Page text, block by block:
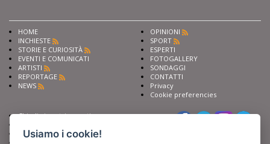
HOME
INCHIESTE
STORIE E CURIOSITÀ
EVENTI E COMUNICATI
ARTISTI
REPORTAGE
NEWS
OPINIONI
SPORT
ESPERTI
FOTOGALLERY
SONDAGGI
CONTATTI
Privacy
Cookie preferencies
Chiedi ai nostri esperti
Fai pubblicità con noi
Usiamo i cookie!